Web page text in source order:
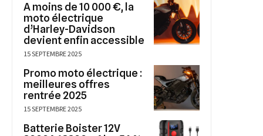
A moins de 10 000 €, la
moto électrique
d’Harley-Davidson
devient enfin accessible
15 SEPTEMBRE 2025
Promo moto électrique :
meilleures offres
rentrée 2025
15 SEPTEMBRE 2025
Batterie Boister 12V